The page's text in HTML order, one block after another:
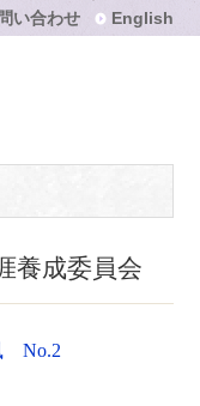
い合わせ English
養成委員会
No.2